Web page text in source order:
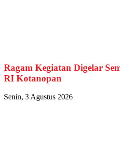
Ragam Kegiatan Digelar
RI Kotanopan
Senin, 3 Agustus 2026